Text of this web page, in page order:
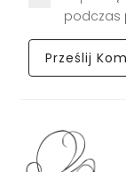
podczas